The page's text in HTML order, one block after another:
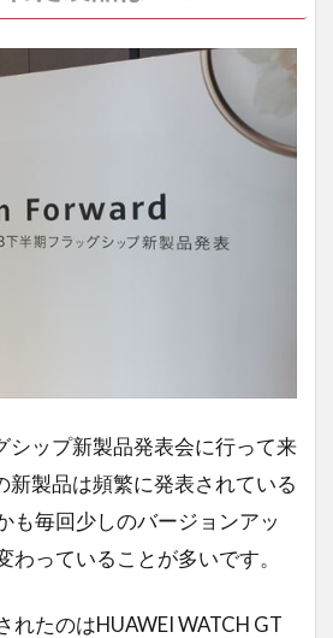
シップ新製品発表会に行って来
新製品は頻繁に発表されている
も毎回少しのバージョンアッ
わっていることが多いです。
れたのはHUAWEI WATCH GT